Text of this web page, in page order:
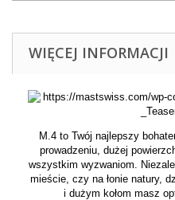
WIĘCEJ INFORMACJI
M.4 to Twój najlepszy
prowadzeniu, dużej
wszystkim wyzwaniom.
mieście, czy na łonie natury,
i dużym kołom masz